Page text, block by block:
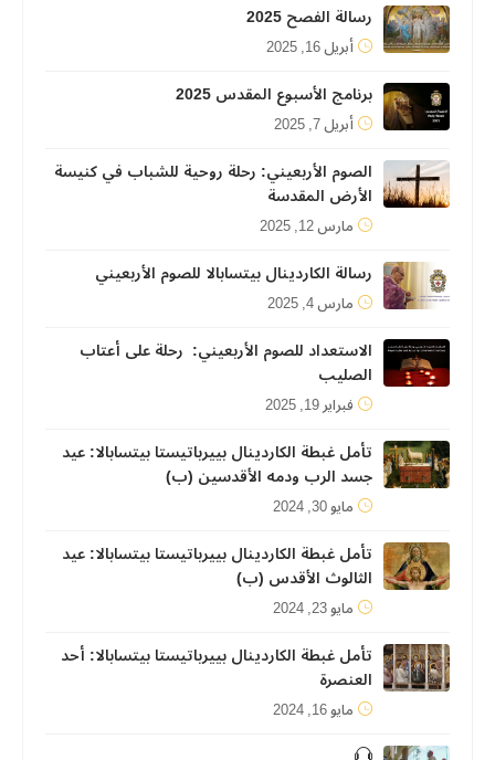
رسالة الفصح 2025
أبريل 16, 2025
برنامج الأسبوع المقدس 2025
أبريل 7, 2025
الصوم الأربعيني: رحلة روحية للشباب في كنيسة
الأرض المقدسة
مارس 12, 2025
رسالة الكاردينال بيتسابالا للصوم الأربعيني
مارس 4, 2025
الاستعداد للصوم الأربعيني: رحلة على أعتاب
الصليب
فبراير 19, 2025
تأمل غبطة الكاردينال بييرباتيستا بيتسابالا: عيد
جسد الرب ودمه الأقدسين (ب)
مايو 30, 2024
تأمل غبطة الكاردينال بييرباتيستا بيتسابالا: عيد
الثالوث الأقدس (ب)
مايو 23, 2024
تأمل غبطة الكاردينال بييرباتيستا بيتسابالا: أحد
العنصرة
مايو 16, 2024